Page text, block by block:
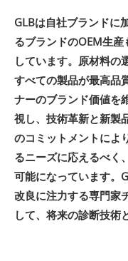
GLBは自社ブランドに
るブランドのOEM生
しています。原材料の
すべての製品が最高品
ナーのブランド価値を
視し、技術革新と新製
のコミットメントによ
るニーズに応えるべく
可能になっています。
改良に注力する専門家
して、将来の診断技術